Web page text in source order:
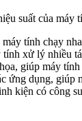
suất của
tính chạy
xử lý nhiều
giúp máy
ứng dụng, giúp
kiện có công